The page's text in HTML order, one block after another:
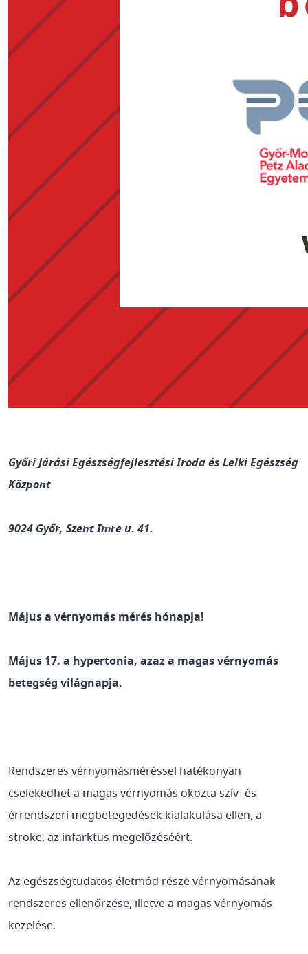
Győri Járási Egészségfejlesztési Iroda és Lelki Egészség
Központ
9024 Győr, Szent Imre u. 41.
Május a vérnyomás mérés hónapja!
Május 17. a hypertonia, azaz a magas vérnyomás
betegség világnapja.
Rendszeres vérnyomásméréssel hatékonyan
cselekedhet a magas vérnyomás okozta szív- és
érrendszeri megbetegedések kialakulása ellen, a
stroke, az infarktus megelőzéséért.
Az egészségtudatos életmód része vérnyomásának
rendszeres ellenőrzése, illetve a magas vérnyomás
kezelése.